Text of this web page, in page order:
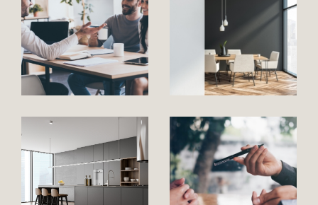
traditionnelles, villas jumelées en
lotissements ou pavillonnaires
, mais aussi des
appartements, desgranges rénovées ou à
rénover,desterrains constructibles etc..Vous
l'aurez compris, le Grésivaudan et la Combe de